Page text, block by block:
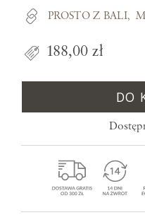
PROSTO Z BALI
188,00 zł
DO